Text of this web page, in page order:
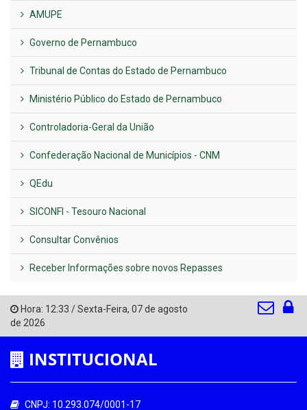
AMUPE
Governo de Pernambuco
Tribunal de Contas do Estado de Pernambuco
Ministério Público do Estado de Pernambuco
Controladoria-Geral da União
Confederação Nacional de Municípios - CNM
QEdu
SICONFI - Tesouro Nacional
Consultar Convênios
Receber Informações sobre novos Repasses
Hora: 12:33 /Sexta-Feira, 07 de agosto
de 2026
INSTITUCIONAL
CNPJ: 10.293.074/0001-17